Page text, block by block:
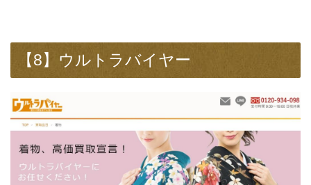
【8】ウルトラバイヤー